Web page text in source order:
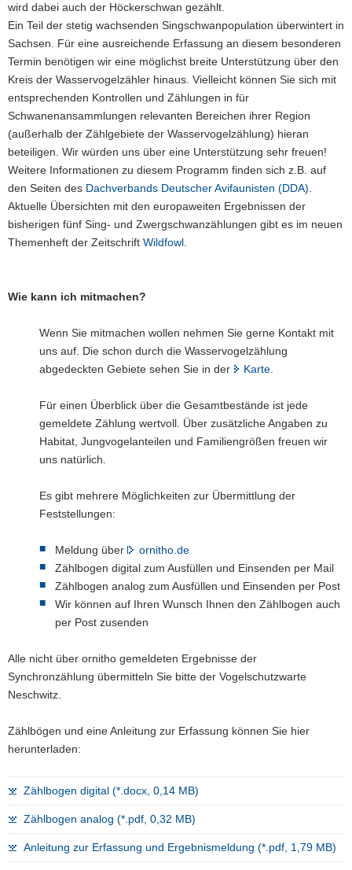
wird dabei auch der Höckerschwan gezählt.
Ein Teil der stetig wachsenden Singschwanpopulation überwintert in
Sachsen. Für eine ausreichende Erfassung an diesem besonderen
Termin benötigen wir eine möglichst breite Unterstützung über den
Kreis der Wasservogel­zähler hinaus. Vielleicht können Sie sich mit
entsprechenden Kontrollen und Zählungen in für
Schwanenansammlungen relevanten Bereichen ihrer Region
(außerhalb der Zählgebiete der Wasservogelzählung) hieran
beteiligen. Wir würden uns über eine Unterstützung sehr freuen!
Weitere Informationen zu diesem Programm finden sich z.B. auf
den Seiten des Dachverbands Deutscher Avifaunisten (DDA).
Aktuelle Übersichten mit den europaweiten Ergebnissen der
bisherigen fünf Sing- und Zwergschwanzählungen gibt es im neuen
Themenheft der Zeitschrift Wildfowl.
Wie kann ich mitmachen?
Wenn Sie mitmachen wollen nehmen Sie gerne Kontakt mit
uns auf. Die schon durch die Wasservogelzählung
abgedeckten Gebiete sehen Sie in der
Karte.
Für einen Überblick über die Gesamtbestände ist jede
gemeldete Zählung wertvoll. Über zusätzliche Angaben zu
Habitat, Jungvogelanteilen und Familiengrößen freuen wir
uns natürlich.
Es gibt mehrere Möglichkeiten zur Übermittlung der
Feststellungen:
Meldung über
ornitho.de
Zählbogen digital zum Ausfüllen und Einsenden per Mail
Zählbogen analog zum Ausfüllen und Einsenden per Post
Wir können auf Ihren Wunsch Ihnen den Zählbogen auch
per Post zusenden
Alle nicht über ornitho gemeldeten Ergebnisse der
Synchronzählung übermitteln Sie bitte der Vogelschutzwarte
Neschwitz.
Zählbögen und eine Anleitung zur Erfassung können Sie hier
herunterladen:
Zählbogen digital (*.docx, 0,14 MB)
Zählbogen analog (*.pdf, 0,32 MB)
Anleitung zur Erfassung und Ergebnismeldung (*.pdf, 1,79 MB)